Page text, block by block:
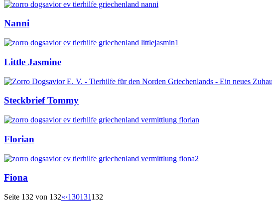
Nanni
Little Jasmine
Steckbrief Tommy
Florian
Fiona
Seite 132 von 132«‹130131132